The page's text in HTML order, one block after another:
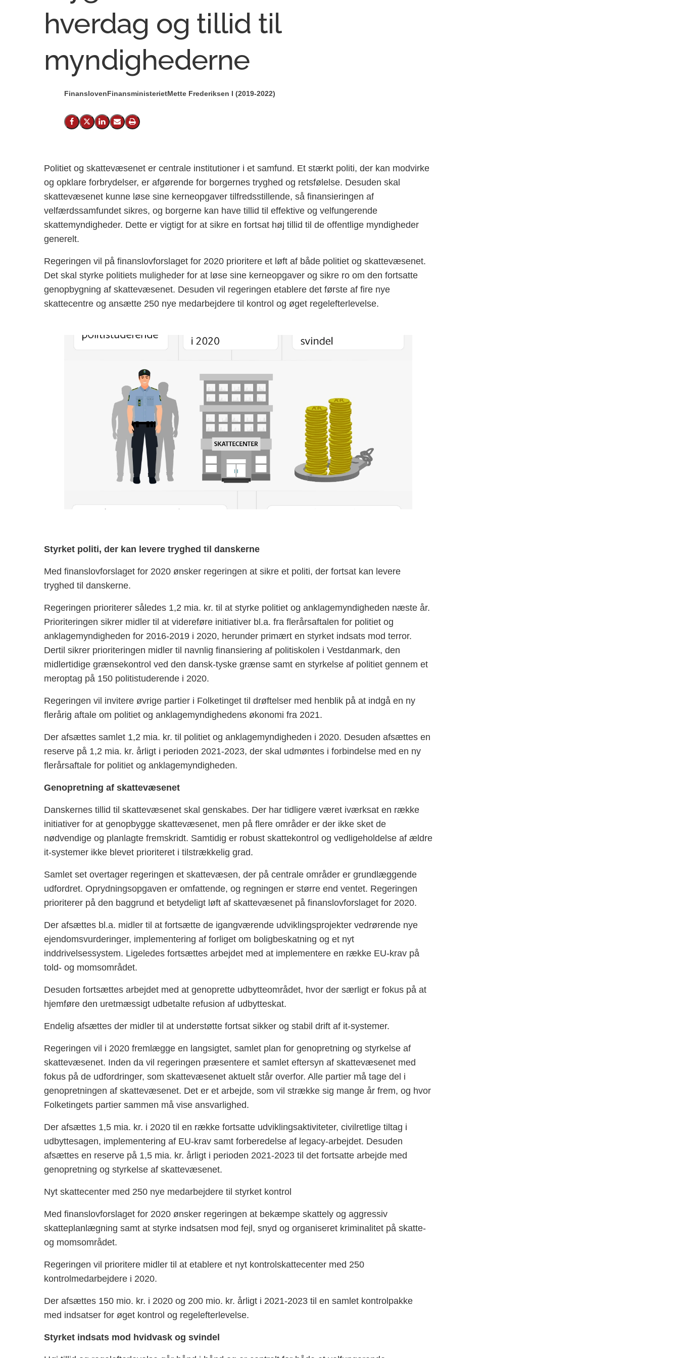
hverdag og tillid til
myndighederne
FinanslovenFinansministerietMette Frederiksen I (2019-2022)
Del på Facebook
Del på X (Twitter)
Del på LinkedIn
Send email
Print
Politiet og skattevæsenet er centrale institutioner i et samfund. Et stærkt politi, der kan modvirke
og opklare forbrydelser, er afgørende for borgernes tryghed og retsfølelse. Desuden skal
skattevæsenet kunne løse sine kerneopgaver tilfredsstillende, så finansieringen af
velfærdssamfundet sikres, og borgerne kan have tillid til effektive og velfungerende
skattemyndigheder. Dette er vigtigt for at sikre en fortsat høj tillid til de offentlige myndigheder
generelt.
Regeringen vil på finanslovforslaget for 2020 prioritere et løft af både politiet og skattevæsenet.
Det skal styrke politiets muligheder for at løse sine kerneopgaver og sikre ro om den fortsatte
genopbygning af skattevæsenet. Desuden vil regeringen etablere det første af fire nye
skattecentre og ansætte 250 nye medarbejdere til kontrol og øget regelefterlevelse.
Styrket politi, der kan levere tryghed til danskerne
Med finanslovforslaget for 2020 ønsker regeringen at sikre et politi, der fortsat kan levere
tryghed til danskerne.
Regeringen prioriterer således 1,2 mia. kr. til at styrke politiet og anklagemyndigheden næste år.
Prioriteringen sikrer midler til at videreføre initiativer bl.a. fra flerårsaftalen for politiet og
anklagemyndigheden for 2016-2019 i 2020, herunder primært en styrket indsats mod terror.
Dertil sikrer prioriteringen midler til navnlig finansiering af politiskolen i Vestdanmark, den
midlertidige grænsekontrol ved den dansk-tyske grænse samt en styrkelse af politiet gennem et
meroptag på 150 politistuderende i 2020.
Regeringen vil invitere øvrige partier i Folketinget til drøftelser med henblik på at indgå en ny
flerårig aftale om politiet og anklagemyndighedens økonomi fra 2021.
Der afsættes samlet 1,2 mia. kr. til politiet og anklagemyndigheden i 2020. Desuden afsættes en
reserve på 1,2 mia. kr. årligt i perioden 2021-2023, der skal udmøntes i forbindelse med en ny
flerårsaftale for politiet og anklagemyndigheden.
Genopretning af skattevæsenet
Danskernes tillid til skattevæsenet skal genskabes. Der har tidligere været iværksat en række
initiativer for at genopbygge skattevæsenet, men på flere områder er der ikke sket de
nødvendige og planlagte fremskridt. Samtidig er robust skattekontrol og vedligeholdelse af ældre
it-systemer ikke blevet prioriteret i tilstrækkelig grad.
Samlet set overtager regeringen et skattevæsen, der på centrale områder er grundlæggende
udfordret. Oprydningsopgaven er omfattende, og regningen er større end ventet. Regeringen
prioriterer på den baggrund et betydeligt løft af skattevæsenet på finanslovforslaget for 2020.
Der afsættes bl.a. midler til at fortsætte de igangværende udviklingsprojekter vedrørende nye
ejendomsvurderinger, implementering af forliget om boligbeskatning og et nyt
inddrivelsessystem. Ligeledes fortsættes arbejdet med at implementere en række EU-krav på
told- og momsområdet.
Desuden fortsættes arbejdet med at genoprette udbytteområdet, hvor der særligt er fokus på at
hjemføre den uretmæssigt udbetalte refusion af udbytteskat.
Endelig afsættes der midler til at understøtte fortsat sikker og stabil drift af it-systemer.
Regeringen vil i 2020 fremlægge en langsigtet, samlet plan for genopretning og styrkelse af
skattevæsenet. Inden da vil regeringen præsentere et samlet eftersyn af skattevæsenet med
fokus på de udfordringer, som skattevæsenet aktuelt står overfor. Alle partier må tage del i
genopretningen af skattevæsenet. Det er et arbejde, som vil strække sig mange år frem, og hvor
Folketingets partier sammen må vise ansvarlighed.
Der afsættes 1,5 mia. kr. i 2020 til en række fortsatte udviklingsaktiviteter, civilretlige tiltag i
udbyttesagen, implementering af EU-krav samt forberedelse af legacy-arbejdet. Desuden
afsættes en reserve på 1,5 mia. kr. årligt i perioden 2021-2023 til det fortsatte arbejde med
genopretning og styrkelse af skattevæsenet.
Nyt skattecenter med 250 nye medarbejdere til styrket kontrol
Med finanslovforslaget for 2020 ønsker regeringen at bekæmpe skattely og aggressiv
skatteplanlægning samt at styrke indsatsen mod fejl, snyd og organiseret kriminalitet på skatte-
og momsområdet.
Regeringen vil prioritere midler til at etablere et nyt kontrolskattecenter med 250
kontrolmedarbejdere i 2020.
Der afsættes 150 mio. kr. i 2020 og 200 mio. kr. årligt i 2021-2023 til en samlet kontrolpakke
med indsatser for øget kontrol og regelefterlevelse.
Styrket indsats mod hvidvask og svindel